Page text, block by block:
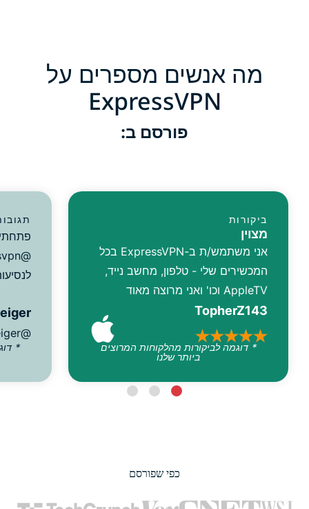
מה אנשים מספרים על
ExpressVPN
פורסם ב:
ביקורות
מצוין
אני משתמש/ת ב-ExpressVPN בכל
המכשירים שלי - טלפון, מחשב נייד,
AppleTV וכו' ואני מרוצה מאוד
TopherZ143
* דוגמה לביקורות מהלקוחות המרוצים
ביותר שלנו
@D_Geiger
*
כפי שפורסם